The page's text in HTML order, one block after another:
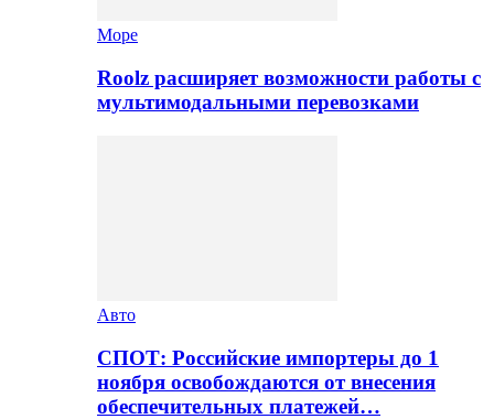
Море
Roolz расширяет возможности работы с
мультимодальными перевозками
Авто
СПОТ: Российские импортеры до 1
ноября освобождаются от внесения
обеспечительных платежей…